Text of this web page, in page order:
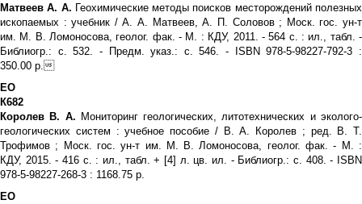
Матвеев А. А. Геохимические методы поисков месторождений полезных
ископаемых : учебник / А. А. Матвеев, А. П. Соловов ; Моск. гос. ун-т
им. М. В. Ломоносова, геолог. фак. - М. : КДУ, 2011. - 564 с. : ил., табл. -
Библиогр.: с. 532. - Предм. указ.: с. 546. - ISBN 978-5-98227-792-3 :
350.00 р.
ЕО
К682
Королев В. А. Мониторинг геологических, литотехнических и эколого-
геологических систем : учебное пособие / В. А. Королев ; ред. В. Т.
Трофимов ; Моск. гос. ун-т им. М. В. Ломоносова, геолог. фак. - М. :
КДУ, 2015. - 416 с. : ил., табл. + [4] л. цв. ил. - Библиогр.: с. 408. - ISBN
978-5-98227-268-3 : 1168.75 р.
ЕО